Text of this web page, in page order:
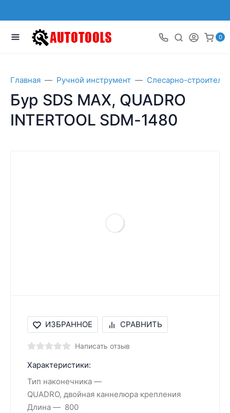
0
Главная Ручной инструмент Слесарно-
Бур SDS MAX, QUADRO
INTERTOOL SDM-1480
ИЗБРАННОЕ СРАВНИТЬ
Написать отзыв
Характеристики:
Тип наконечника
QUADRO, двойная каннелюра крепления
Длина
800